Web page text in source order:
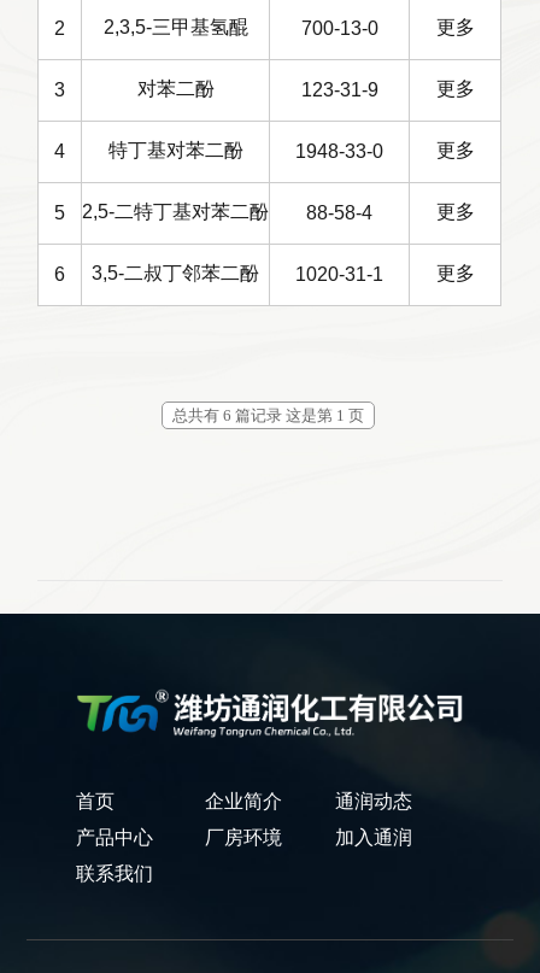
2 2,3,5-三甲基氢醌 700-13-0 更多
3 对苯二酚 123-31-9 更多
4 特丁基对苯二酚 1948-33-0 更多
5 2,5-二特丁基对苯二酚 88-58-4 更多
6 3,5-二叔丁邻苯二酚 1020-31-1 更多
总共有 6 篇记录 这是第 1 页
首页 企业简介
通润动态
产品中心
厂房环境
加入通润
联系我们